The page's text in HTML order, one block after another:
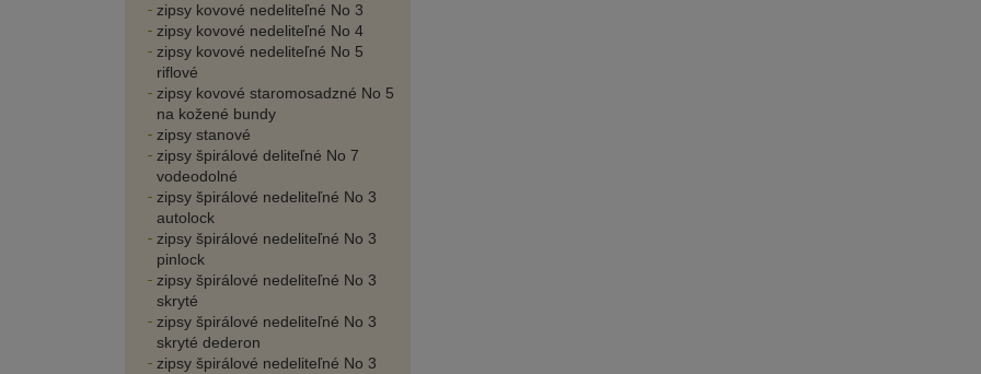
zipsy kovové nedeliteľné No 3
zipsy kovové nedeliteľné No 4
zipsy kovové nedeliteľné No 5
riflové
zipsy kovové staromosadzné No 5
na kožené bundy
zipsy stanové
zipsy špirálové deliteľné No 7
vodeodolné
zipsy špirálové nedeliteľné No 3
autolock
zipsy špirálové nedeliteľné No 3
pinlock
zipsy špirálové nedeliteľné No 3
skryté
zipsy špirálové nedeliteľné No 3
skryté dederon
zipsy špirálové nedeliteľné No 3